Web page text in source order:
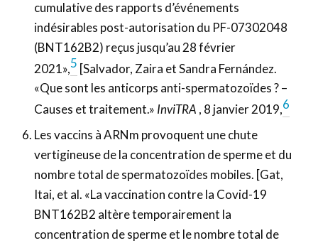
cumulative des rapports d’événements
indésirables post-autorisation du PF-07302048
(BNT162B2) reçus jusqu’au 28 février
2021»,5 [Salvador, Zaira et Sandra Fernández.
«Que sont les anticorps anti-spermatozoïdes ? –
Causes et traitement.» InviTRA , 8 janvier 2019,6
Les vaccins à ARNm provoquent une chute
vertigineuse de la concentration de sperme et du
nombre total de spermatozoïdes mobiles. [Gat,
Itai, et al. «La vaccination contre la Covid-19
BNT162B2 altère temporairement la
concentration de sperme et le nombre total de